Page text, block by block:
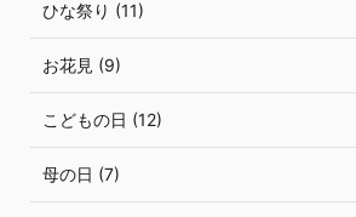
ひな祭り (11)
お花見 (9)
こどもの日 (12)
母の日 (7)